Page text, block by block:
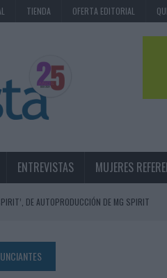
TIENDA OFERTA EDITORIAL
ENTREVISTAS MUJERES
DE AUTOPRODUCCIÓN DE MG SPIRIT
UNA ESTRATEGIA 360º CENTRADA EN EL